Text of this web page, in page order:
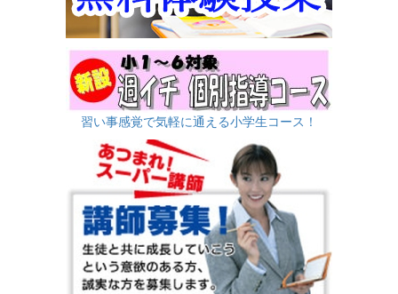
習い事感覚で気軽に通える小学生コース！